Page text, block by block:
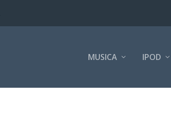
MUSICA IPOD